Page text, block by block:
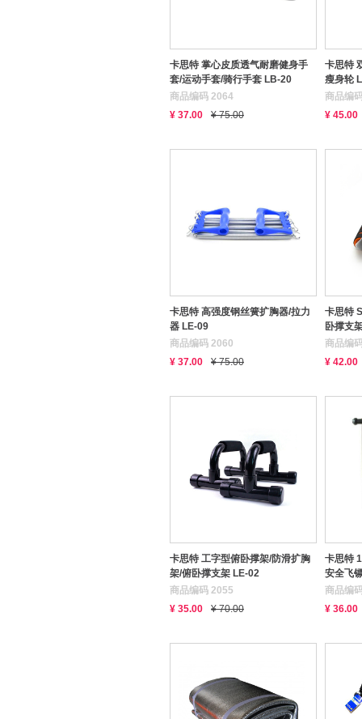
卡思特 掌心皮质透气耐磨健身手
套/运动手套/骑行手套 LB-20
商品编码 2064
¥ 37.00
¥ 75.00
卡思特
瘦身轮
商品编
¥ 45.00
卡思特 高强度钢丝簧扩胸器/拉力
器 LE-09
商品编码 2060
¥ 37.00
¥ 75.00
卡思特
卧撑支
商品编
¥ 42.00
卡思特 工字型俯卧撑架/防滑扩胸
架/俯卧撑支架 LE-02
商品编码 2055
¥ 35.00
¥ 70.00
卡思特
安全飞
商品编
¥ 36.00